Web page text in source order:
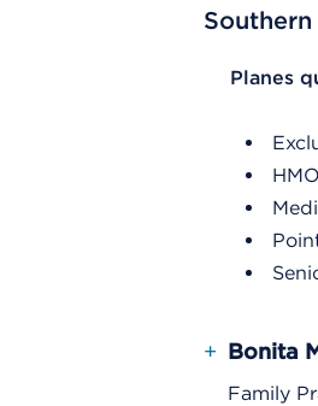
ListPlanes
HMO
+ Bonita
Family